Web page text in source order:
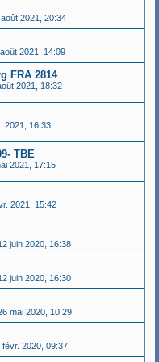
août 2021, 20:34
2021, 14:09
FRA 2814
2021, 18:32
2021, 16:33
TBE
2021, 17:15
2021, 15:42
juin 2020, 16:38
juin 2020, 16:30
mai 2020, 10:29
févr. 2020, 09:37